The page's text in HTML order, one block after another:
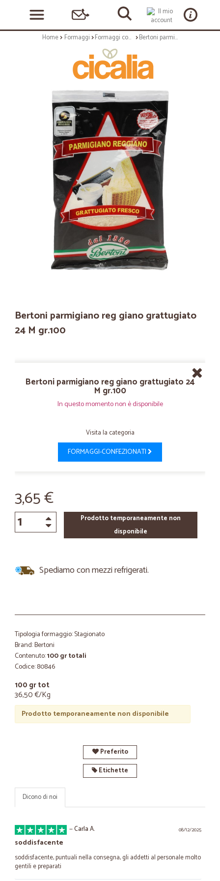
Home Formaggi Formaggi confezionati Bertoni parmigiano reg giano grattugiato 24 M gr.100
Bertoni parmigiano reg giano grattugiato
24 M gr.100
Bertoni parmigiano reg giano grattugiato 24
M gr.100
In questo momento non è disponibile
Visita la categoria
FORMAGGI-CONFEZIONATI
3,65 €
Prodotto temporaneamente non
disponibile
Spediamo con mezzi refrigerati.
Tipologia formaggio: Stagionato
Brand: Bertoni
Contenuto:100 gr totali
Codice: 80846
100 gr tot
36,50 €/Kg
Prodotto temporaneamente non disponibile
Preferito
Etichette
Dicono di noi
08/12/2025
—Carla A.
soddisfacente
soddisfacente, puntuali nella consegna, gli addetti al personale molto
gentili e preparati